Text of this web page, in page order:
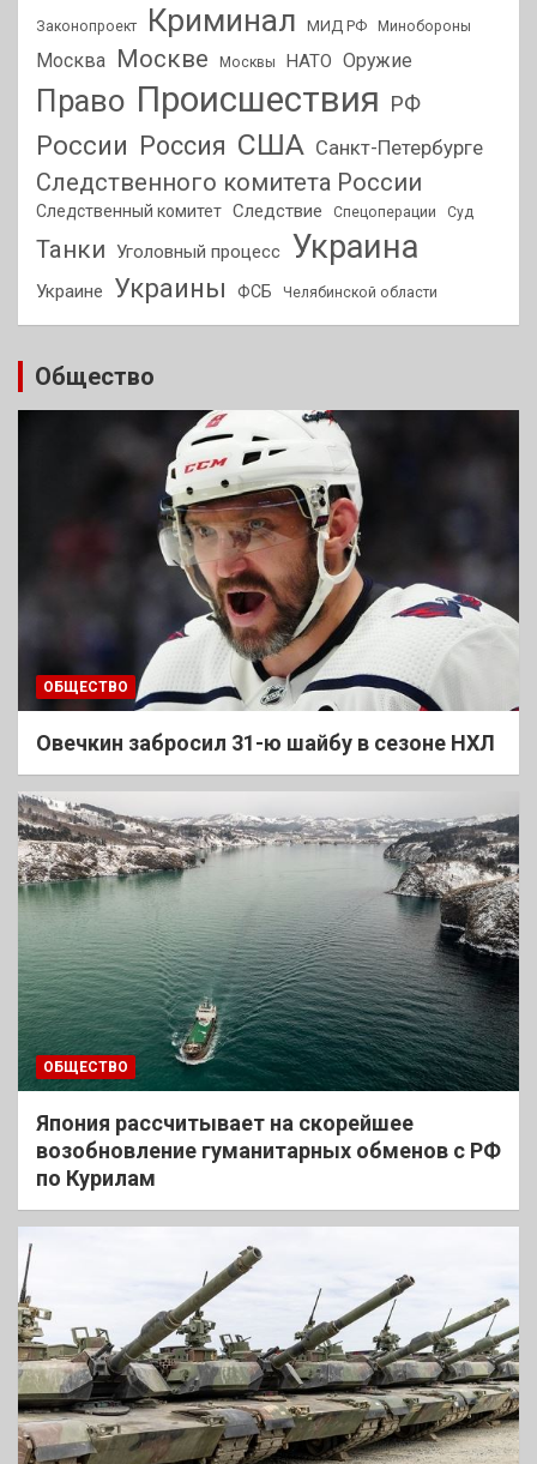
Законопроект Криминал МИД РФ Минобороны
Москва Москве Москвы НАТО Оружие
Право Происшествия РФ
России Россия США Санкт-Петербурге
Следственного комитета России
Следственный комитет Следствие Спецоперации Суд
Танки Уголовный процесс Украина
Украине Украины ФСБ Челябинской области
Общество
ОБЩЕСТВО
Овечкин забросил 31-ю шайбу в сезоне НХЛ
ОБЩЕСТВО
Япония рассчитывает на скорейшее
возобновление гуманитарных обменов с РФ
по Курилам